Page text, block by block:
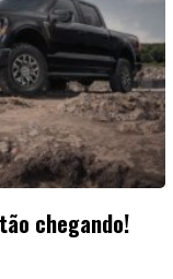
chegando!